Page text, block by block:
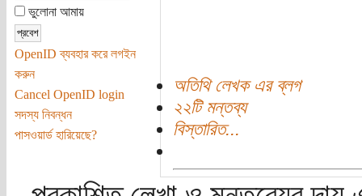
ভুলোনা আমায়
OpenID ব্যবহার করে লগইন
করুন
Cancel OpenID login
সদস্য নিবন্ধন
পাসওয়ার্ড হারিয়েছে?
অতিথি লেখক এর ব্লগ
২২টি মন্তব্য
বিস্তারিত...